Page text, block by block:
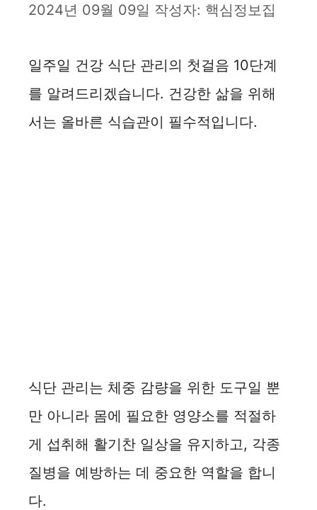
2024년 09월 09일 작성자: 핵심정보집
일주일 건강 식단 관리의 첫걸음 10단계
를 알려드리겠습니다. 건강한 삶을 위해
서는 올바른 식습관이 필수적입니다.
식단 관리는 체중 감량을 위한 도구일 뿐
만 아니라 몸에 필요한 영양소를 적절하
게 섭취해 활기찬 일상을 유지하고, 각종
질병을 예방하는 데 중요한 역할을 합니
다.